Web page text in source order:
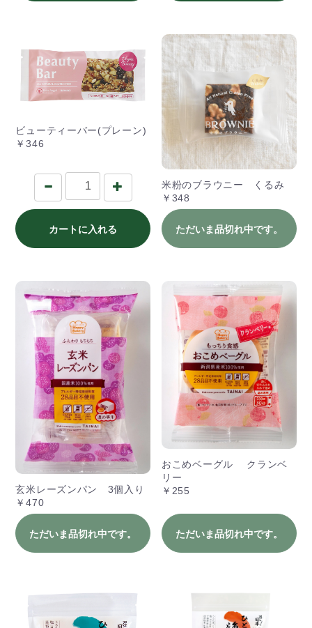
ビューティーバー(プレーン)
￥346
カートに入れる
米粉のブラウニー くるみ
￥348
ただいま品切れ中です。
玄米レーズンパン 3個入り
￥470
ただいま品切れ中です。
おこめベーグル クランベ
リー
￥255
ただいま品切れ中です。